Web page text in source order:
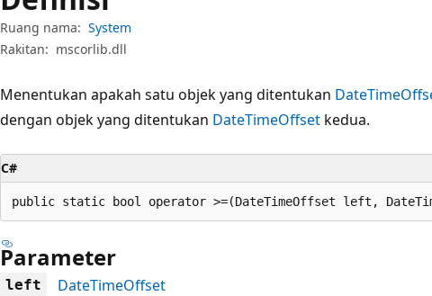
Ruang nama: System
Rakitan: mscorlib.dll
Menentukan apakah satu objek yang ditentukan
dengan objek yang ditentukan DateTimeOffset kedua.
C#
public static bool operator >=(DateTimeOffset left,
Parameter
left
DateTimeOffset